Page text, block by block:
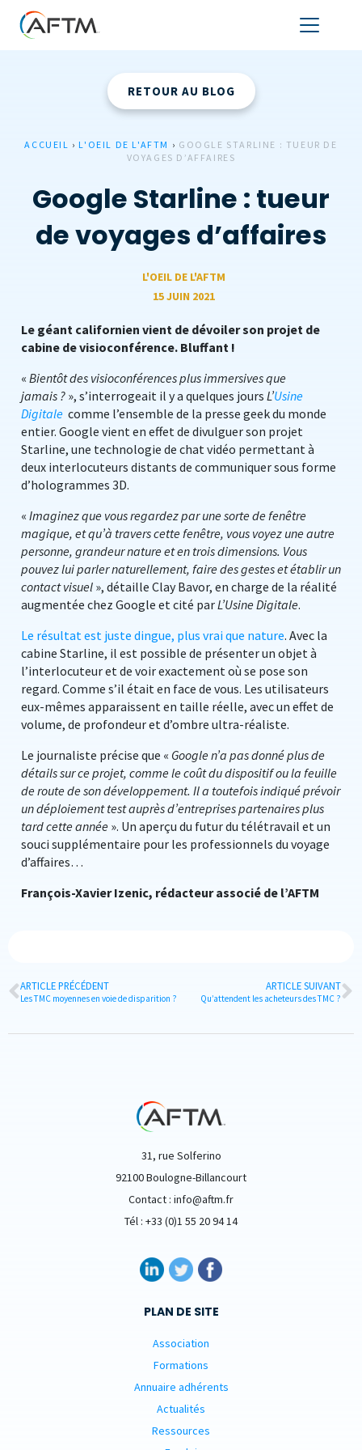
RETOUR AU BLOG
ACCUEIL › L'OEIL DE L'AFTM › GOOGLE STARLINE : TUEUR DE
VOYAGES D’AFFAIRES
Google Starline : tueur
de voyages d’affaires
L'OEIL DE L'AFTM
15 JUIN 2021
Le géant californien vient de dévoiler son projet de
cabine de visioconférence. Bluffant !
« Bientôt des visioconférences plus immersives que
jamais ? », s’interrogeait il y a quelques jours L’Usine
Digitale comme l’ensemble de la presse geek du monde
entier. Google vient en effet de divulguer son projet
Starline, une technologie de chat vidéo permettant à
deux interlocuteurs distants de communiquer sous forme
d’hologrammes 3D.
« Imaginez que vous regardez par une sorte de fenêtre
magique, et qu’à travers cette fenêtre, vous voyez une autre
personne, grandeur nature et en trois dimensions. Vous
pouvez lui parler naturellement, faire des gestes et établir un
contact visuel », détaille Clay Bavor, en charge de la réalité
augmentée chez Google et cité parL’Usine Digitale.
Le résultat est juste dingue, plus vrai que nature. Avec la
cabine Starline, il est possible de présenter un objet à
l’interlocuteur et de voir exactement où se pose son
regard. Comme s’il était en face de vous. Les utilisateurs
eux-mêmes apparaissent en taille réelle, avec un effet de
volume, de profondeur et d’ombre ultra-réaliste.
Le journaliste précise que « Google n’a pas donné plus de
détails sur ce projet, comme le coût du dispositif ou la feuille
de route de son développement. Il a toutefois indiqué prévoir
un déploiement test auprès d’entreprises partenaires plus
tard cette année ». Un aperçu du futur du télétravail et un
souci supplémentaire pour les professionnels du voyage
d’affaires…
François-Xavier Izenic, rédacteur associé de l’AFTM
ARTICLE PRÉCÉDENT
Les TMC moyennes en voie de disparition ?
ARTICLE SUIVANT
Qu’attendent les acheteurs des TMC ?
31, rue Solferino
92100 Boulogne-Billancourt
Contact : info@aftm.fr
Tél : +33 (0)1 55 20 94 14
PLAN DE SITE
Association
Formations
Annuaire adhérents
Actualités
Ressources